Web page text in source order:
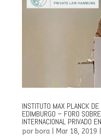
INSTITUTO MAX PLANCK
EDIMBURGO – FORO
INTERNACIONAL PRIVADO
por bora| Mar 18, 2019